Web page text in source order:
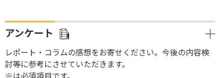
アンケート
レポート・コラムの感想をお寄せください。今後の内容検
討等に参考にさせていただきます。
※は必須項目です。